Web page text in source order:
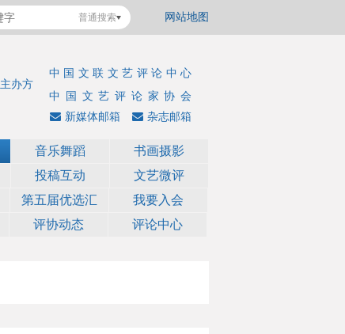
网站地图
普通搜索
中国文联文艺评论中心
中国文艺评论家协会
主办方
杂志邮箱
新媒体邮箱
音乐舞蹈
书画摄影
投稿互动
文艺微评
第五届优选汇 我要入会
评协动态 评论中心